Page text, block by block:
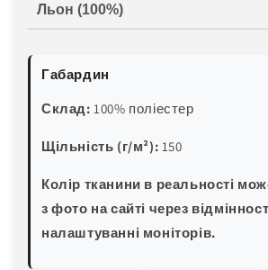
Льон (100%)
Габардин
Склад: 100% поліестер
Щільність (г/м²): 150
Колір тканини в реальності
з фото на сайті через
налаштуванні моніторів.